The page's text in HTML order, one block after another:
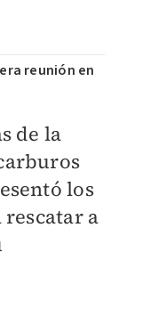
reunión en
de la
los
a